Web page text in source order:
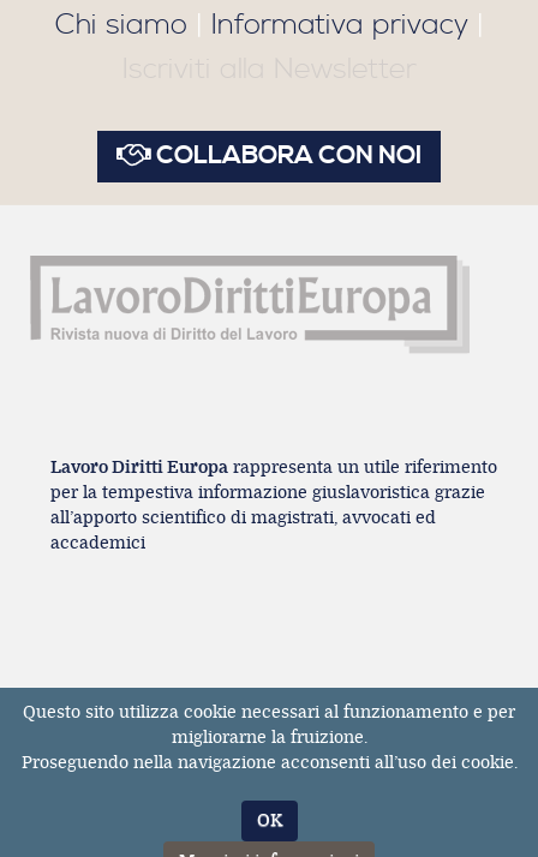
Chi siamo | Informativa privacy|
COLLABORA CON NOI
Lavoro Diritti Europa rappresenta un utile riferimento
per la tempestiva informazione giuslavoristica grazie
all’apporto scientifico di magistrati, avvocati ed
accademici
Registrazione Tribunale di Milano n° 131131
dell'11/04/2017
ISSN 2611-3783
© Tutti i diritti riservati. E' vietata la riproduzione,
anche parziale, dei contenuti pubblicati sul sito
Questo sito utilizza cookie necessari al funzionamento e per
migliorarne la fruizione.
Proseguendo nella navigazione acconsenti all’uso dei cookie.
OK